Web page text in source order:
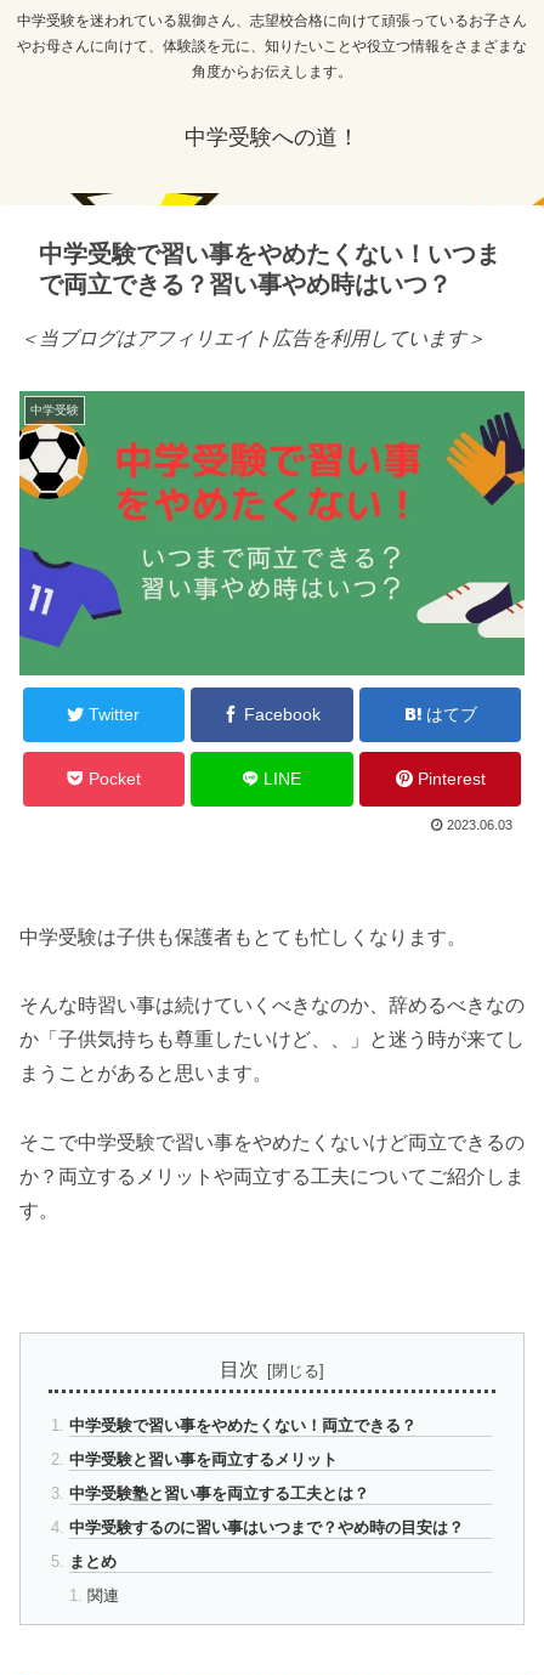
中学受験を迷われている親御さん、志望校合格に向けて頑張っているお子さん
やお母さんに向けて、体験談を元に、知りたいことや役立つ情報をさまざまな
角度からお伝えします。
中学受験への道！
中学受験で習い事をやめたくない！いつま
で両立できる？習い事やめ時はいつ？
＜当ブログはアフィリエイト広告を利用しています＞
中学受験
Twitter Facebook はてブ
Pocket LINE Pinterest
2023.06.03
中学受験は子供も保護者もとても忙しくなります。
そんな時習い事は続けていくべきなのか、辞めるべきなの
か「子供気持ちも尊重したいけど、、」と迷う時が来てし
まうことがあると思います。
そこで中学受験で習い事をやめたくないけど両立できるの
か？両立するメリットや両立する工夫についてご紹介しま
す。
目次
中学受験で習い事をやめたくない！両立できる？
中学受験と習い事を両立するメリット
中学受験塾と習い事を両立する工夫とは？
中学受験するのに習い事はいつまで？やめ時の目安は？
まとめ
関連